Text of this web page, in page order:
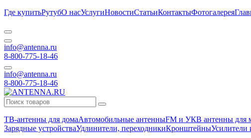
Где купитьРутубО насУслугиНовостиСтатьиКонтактыФотогалерея
info@antenna.ru
8-800-775-18-46
info@antenna.ru
8-800-775-18-46
ТВ-антенны для домаАвтомобильные антенныFM и УКВ антенны для
Зарядные устройстваУдлинители, переходникиКронштейныУсилители